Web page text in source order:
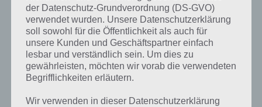
Auf WhatsApp teilen Teilen auf Facebook
Tweet auf Twitter
der Datenschutz-Grundverordnung (DS-GVO)
verwendet wurden. Unsere Datenschutzerklärung
soll sowohl für die Öffentlichkeit als auch für
unsere Kunden und Geschäftspartner einfach
lesbar und verständlich sein. Um dies zu
gewährleisten, möchten wir vorab die verwendeten
Begrifflichkeiten erläutern.
Wir verwenden in dieser Datenschutzerklärung